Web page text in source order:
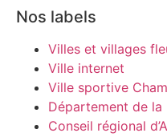
Nos labels
Villes et villages
Ville internet
Ville sportive
Département de la
Conseil régional